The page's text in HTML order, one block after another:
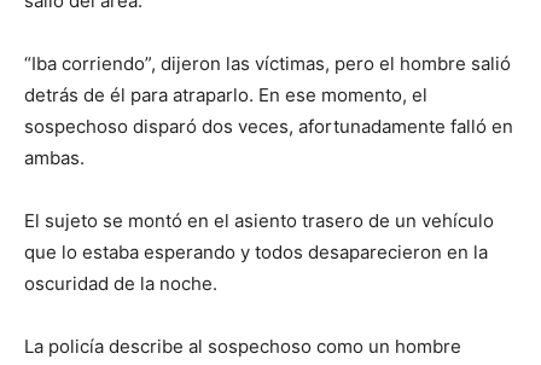
“Iba corriendo”, dijeron las víctimas, pero el hombre salió
detrás de él para atraparlo. En ese momento, el
sospechoso disparó dos veces, afortunadamente falló en
ambas.
El sujeto se montó en el asiento trasero de un vehículo
que lo estaba esperando y todos desaparecieron en la
oscuridad de la noche.
La policía describe al sospechoso como un hombre